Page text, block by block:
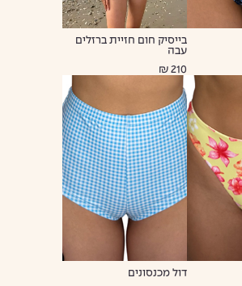
בייסיק חום חזיית ברזלים
עבה
210 ₪
דול מכנסונים